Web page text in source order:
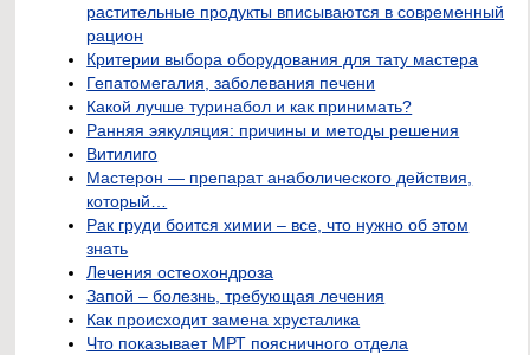
растительные продукты вписываются в современный
рацион
Критерии выбора оборудования для тату мастера
Гепатомегалия, заболевания печени
Какой лучше туринабол и как принимать?
Ранняя эякуляция: причины и методы решения
Витилиго
Мастерон — препарат анаболического действия,
который…
Рак груди боится химии – все, что нужно об этом
знать
Лечения остеохондроза
Запой – болезнь, требующая лечения
Как происходит замена хрусталика
Что показывает МРТ поясничного отдела